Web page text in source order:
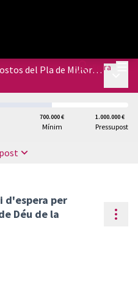
Entra
Construïm Sant Feliu. Pressupostos del Pla de Millora de l’espai urbà.
700.000 €
Mínim
1.000.000 €
Pressupost
d'espera per
Déu de la